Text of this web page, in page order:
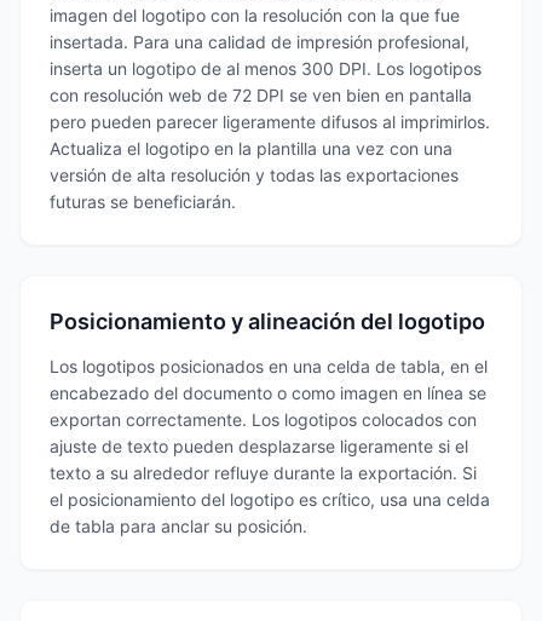
imagen del logotipo con la resolución con la que fue
insertada. Para una calidad de impresión profesional,
inserta un logotipo de al menos 300 DPI. Los logotipos
con resolución web de 72 DPI se ven bien en pantalla
pero pueden parecer ligeramente difusos al imprimirlos.
Actualiza el logotipo en la plantilla una vez con una
versión de alta resolución y todas las exportaciones
futuras se beneficiarán.
Posicionamiento y alineación del logotipo
Los logotipos posicionados en una celda de tabla, en el
encabezado del documento o como imagen en línea se
exportan correctamente. Los logotipos colocados con
ajuste de texto pueden desplazarse ligeramente si el
texto a su alrededor refluye durante la exportación. Si
el posicionamiento del logotipo es crítico, usa una celda
de tabla para anclar su posición.